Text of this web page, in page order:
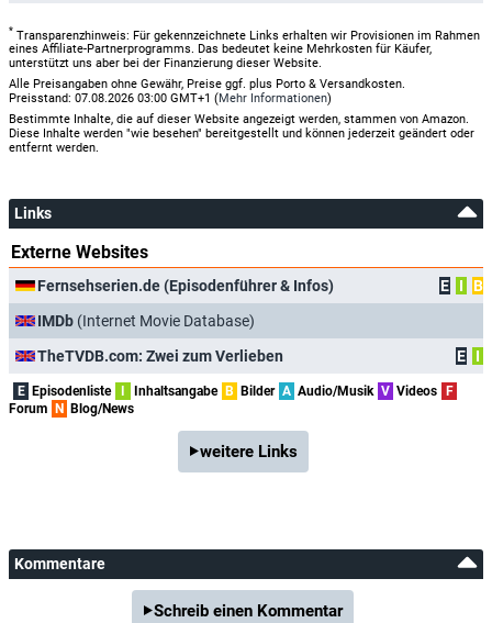
* Transparenzhinweis: Für gekennzeichnete Links erhalten wir Provisionen im Rahmen
eines Affiliate-Partnerprogramms. Das bedeutet keine Mehrkosten für Käufer,
unterstützt uns aber bei der Finanzierung dieser Website.
Alle Preisangaben ohne Gewähr, Preise ggf. plus Porto & Versandkosten.
Preisstand: 07.08.2026 03:00 GMT+1 (Mehr Informationen)
Bestimmte Inhalte, die auf dieser Website angezeigt werden, stammen von Amazon.
Diese Inhalte werden "wie besehen" bereitgestellt und können jederzeit geändert oder
entfernt werden.
Links
Externe Websites
Fernsehserien.de (Episodenführer & Infos) E I
B
IMDb (Internet Movie Database)
TheTVDB.com: Zwei zum Verlieben
E I
E Episodenliste Inhaltsangabe B Bilder A Audio/Musik V Videos
F
Forum
N Blog/News
weitere Links
Kommentare
Schreib einen Kommentar